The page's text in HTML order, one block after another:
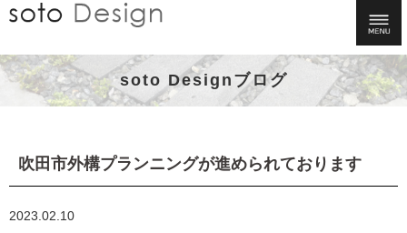
soto Designブログ
吹田市外構プランニングが進められております
2023.02.10